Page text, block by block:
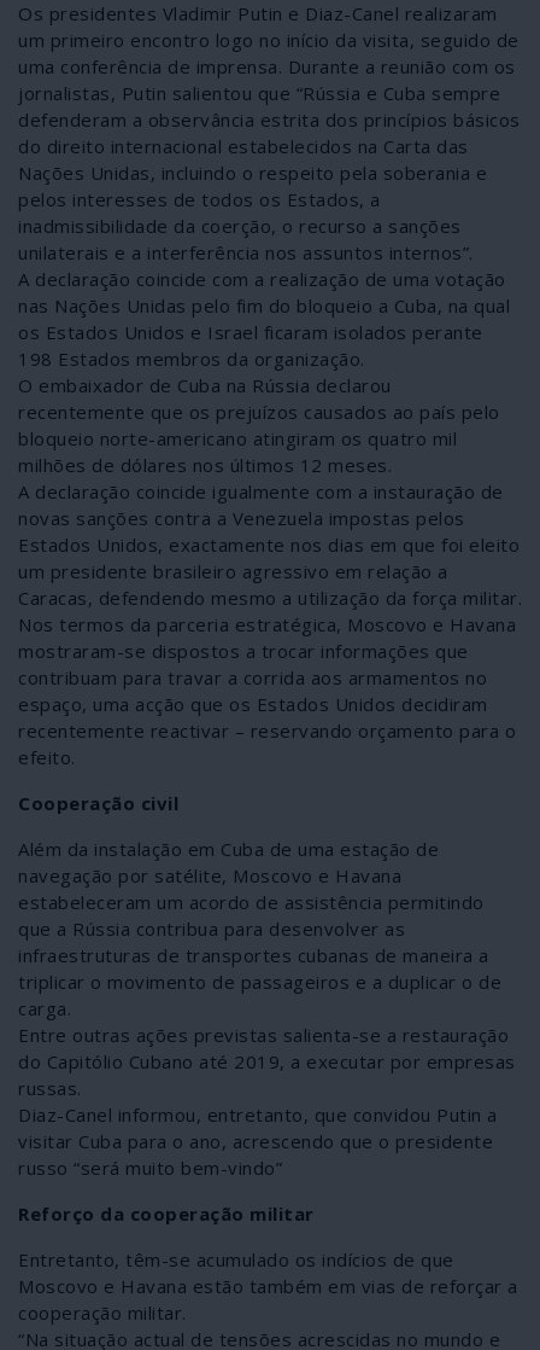
Os presidentes Vladimir Putin e Diaz-Canel realizaram
um primeiro encontro logo no início da visita, seguido de
uma conferência de imprensa. Durante a reunião com os
jornalistas, Putin salientou que “Rússia e Cuba sempre
defenderam a observância estrita dos princípios básicos
do direito internacional estabelecidos na Carta das
Nações Unidas, incluindo o respeito pela soberania e
pelos interesses de todos os Estados, a
inadmissibilidade da coerção, o recurso a sanções
unilaterais e a interferência nos assuntos internos”.
A declaração coincide com a realização de uma votação
nas Nações Unidas pelo fim do bloqueio a Cuba, na qual
os Estados Unidos e Israel ficaram isolados perante
198 Estados membros da organização.
O embaixador de Cuba na Rússia declarou
recentemente que os prejuízos causados ao país pelo
bloqueio norte-americano atingiram os quatro mil
milhões de dólares nos últimos 12 meses.
A declaração coincide igualmente com a instauração de
novas sanções contra a Venezuela impostas pelos
Estados Unidos, exactamente nos dias em que foi eleito
um presidente brasileiro agressivo em relação a
Caracas, defendendo mesmo a utilização da força militar.
Nos termos da parceria estratégica, Moscovo e Havana
mostraram-se dispostos a trocar informações que
contribuam para travar a corrida aos armamentos no
espaço, uma acção que os Estados Unidos decidiram
recentemente reactivar – reservando orçamento para o
efeito.
Cooperação civil
Além da instalação em Cuba de uma estação de
navegação por satélite, Moscovo e Havana
estabeleceram um acordo de assistência permitindo
que a Rússia contribua para desenvolver as
infraestruturas de transportes cubanas de maneira a
triplicar o movimento de passageiros e a duplicar o de
carga.
Entre outras ações previstas salienta-se a restauração
do Capitólio Cubano até 2019, a executar por empresas
russas.
Diaz-Canel informou, entretanto, que convidou Putin a
visitar Cuba para o ano, acrescendo que o presidente
russo “será muito bem-vindo”
Reforço da cooperação militar
Entretanto, têm-se acumulado os indícios de que
Moscovo e Havana estão também em vias de reforçar a
cooperação militar.
“Na situação actual de tensões acrescidas no mundo e